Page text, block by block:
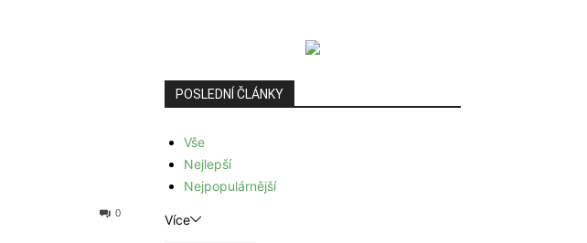
0
POSLEDNÍ ČLÁNKY
Vše
Nejlepší
Nejpopulárnější
Více